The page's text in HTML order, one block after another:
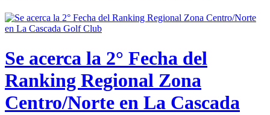
Se acerca la 2° Fecha del
Ranking Regional Zona
Centro/Norte en La Cascada